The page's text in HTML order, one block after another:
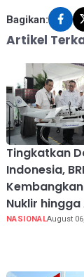
Bagikan:
Artikel
Tingkatkan
Indonesia,
Nuklir hingga
NASIONALAugust